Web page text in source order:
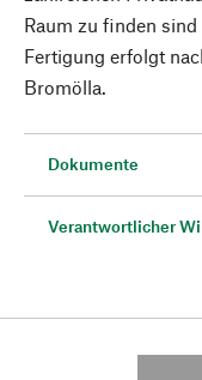
Raum zu finden
Fertigung erfolgt
Bromölla.
Dokumente
Verantwortlicher